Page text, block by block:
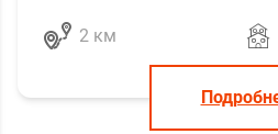
2 км